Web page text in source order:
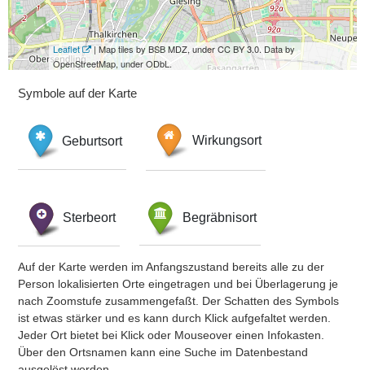
Leaflet
| Map tiles by BSB MDZ, under CC BY 3.0. Data by
OpenStreetMap, under ODbL.
Symbole auf der Karte
Geburtsort Wirkungsort
Sterbeort Begräbnisort
Auf der Karte werden im Anfangszustand bereits alle zu der
Person lokalisierten Orte eingetragen und bei Überlagerung je
nach Zoomstufe zusammengefaßt. Der Schatten des Symbols
ist etwas stärker und es kann durch Klick aufgefaltet werden.
Jeder Ort bietet bei Klick oder Mouseover einen Infokasten.
Über den Ortsnamen kann eine Suche im Datenbestand